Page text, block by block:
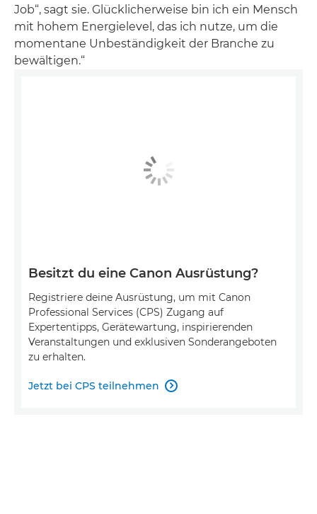
Job“, sagt sie. Glücklicherweise bin ich ein Mensch
mit hohem Energielevel, das ich nutze, um die
momentane Unbeständigkeit der Branche zu
bewältigen.“
Besitzt du eine Canon Ausrüstung?
Registriere deine Ausrüstung, um mit Canon
Professional Services (CPS) Zugang auf
Expertentipps, Gerätewartung, inspirierenden
Veranstaltungen und exklusiven Sonderangeboten
zu erhalten.
Jetzt bei CPS teilnehmen 